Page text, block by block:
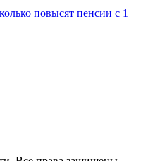
повысят пенсии с 1